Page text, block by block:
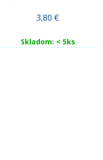
3,80 €
Skladom: < 5ks